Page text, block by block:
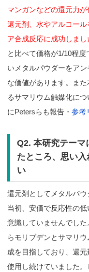
マンガンなどの還元力
還元剤、水やアルコー
ア合成反応に成功しまし
と比べて価格が1/10程
いメタルパウダーをア
な価値があります。ま
るサマリウム触媒化に
にPetersらも報告・ 参考
Q2. 本研究テーマ
たところ、思い
い
還元剤としてメタルパ
当初、安価で反応性の
意識していませんでし
らモリブデンとサマリ
成を目指しており、還
使用し続けていました